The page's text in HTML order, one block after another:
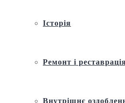
Історія
Ремонт і
Внутрішнє